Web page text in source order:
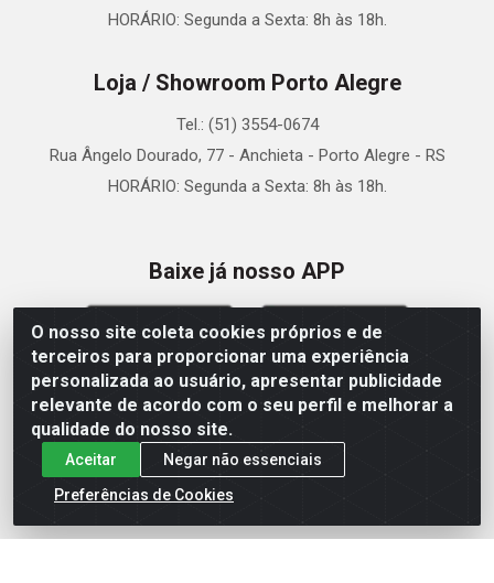
O nosso site coleta cookies próprios e de
terceiros para proporcionar uma experiência
personalizada ao usuário, apresentar publicidade
relevante de acordo com o seu perfil e melhorar a
qualidade do nosso site.
Aceitar
Negar não essenciais
Preferências de Cookies
HORÁRIO: Segunda a Sexta: 8h às 18h.
Loja / Showroom Porto Alegre
Tel.: (51) 3554-0674
Rua Ângelo Dourado, 77 - Anchieta - Porto Alegre - RS
HORÁRIO: Segunda a Sexta: 8h às 18h.
Baixe já nosso APP
Site Seguro